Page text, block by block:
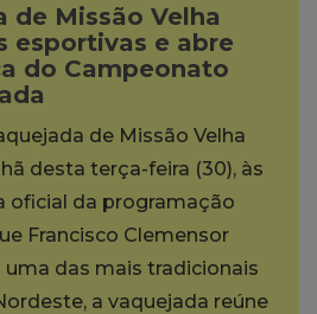
de Missão Velha
esportivas e abre
do Campeonato
de Missão Velha
desta terça-feira (30), às
oficial da programação
Francisco Clemensor
uma das mais tradicionais
a vaquejada reúne